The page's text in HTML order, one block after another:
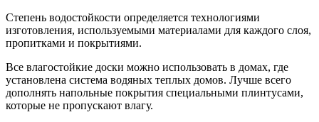
Степень водостойкости определяется технологиями
изготовления, используемыми материалами для каждого слоя,
пропитками и покрытиями.
Все влагостойкие доски можно использовать в домах, где
установлена система водяных теплых домов. Лучше всего
дополнять напольные покрытия специальными плинтусами,
которые не пропускают влагу.